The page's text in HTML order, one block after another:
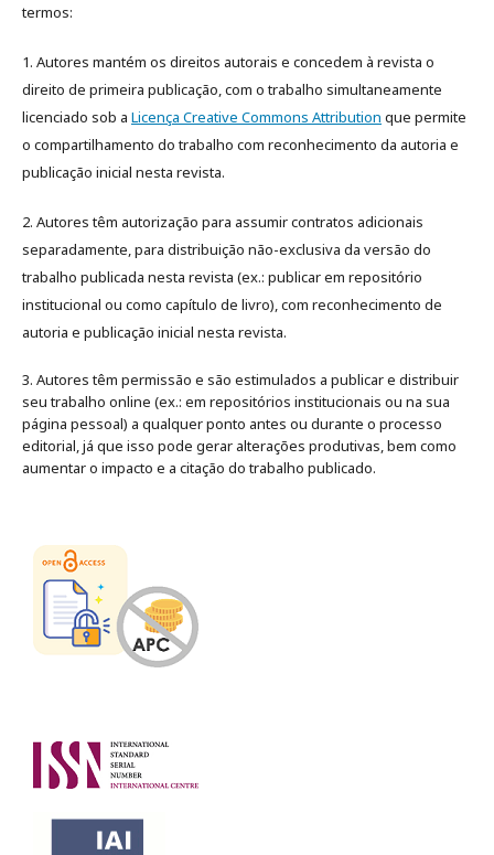
termos:
1. Autores mantém os direitos autorais e concedem à revista o
direito de primeira publicação, com o trabalho simultaneamente
licenciado sob a Licença Creative Commons Attribution que permite
o compartilhamento do trabalho com reconhecimento da autoria e
publicação inicial nesta revista.
2. Autores têm autorização para assumir contratos adicionais
separadamente, para distribuição não-exclusiva da versão do
trabalho publicada nesta revista (ex.: publicar em repositório
institucional ou como capítulo de livro), com reconhecimento de
autoria e publicação inicial nesta revista.
3. Autores têm permissão e são estimulados a publicar e distribuir
seu trabalho online (ex.: em repositórios institucionais ou na sua
página pessoal) a qualquer ponto antes ou durante o processo
editorial, já que isso pode gerar alterações produtivas, bem como
aumentar o impacto e a citação do trabalho publicado.